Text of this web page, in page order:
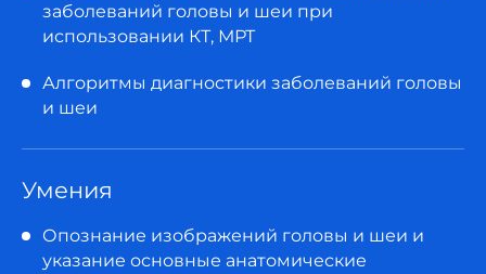
заболеваний головы и шеи при
использовании КТ, МРТ
Алгоритмы диагностики заболеваний головы
и шеи
Умения
Опознание изображений головы и шеи и
указание основные анатомические